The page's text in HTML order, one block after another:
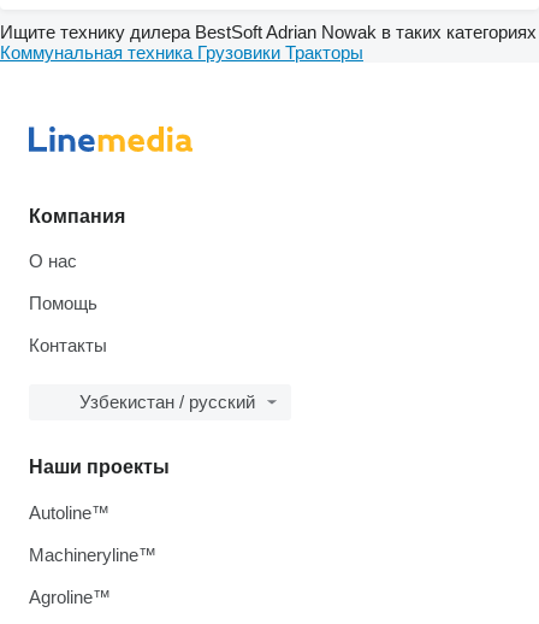
Ищите технику дилера BestSoft Adrian Nowak в таких категориях
Коммунальная техника Грузовики Тракторы
Компания
О нас
Помощь
Контакты
Узбекистан / русский
Наши проекты
Autoline™
Machineryline™
Agroline™